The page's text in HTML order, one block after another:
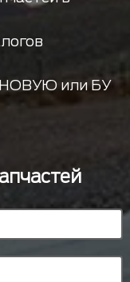
НОВУЮ или БУ